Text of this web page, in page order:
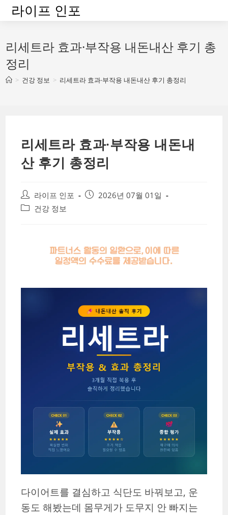
Skip라이프 인포
리세트라 효과·부작용 내돈내산 후기 총
정리
> 건강 정보 > 리세트라 효과·부작용 내돈내산 후기 총정리
리세트라 효과·부작용 내돈내
산 후기 총정리
Post
author:
라이프 인포
Post2026년 07월 01일
Post건강 정보
다이어트를 결심하고 식단도 바꿔보고, 운
동도 해봤는데 몸무게가 도무지 안 빠지는